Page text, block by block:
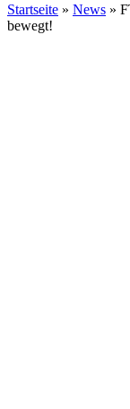
Startseite » News »
bewegt!